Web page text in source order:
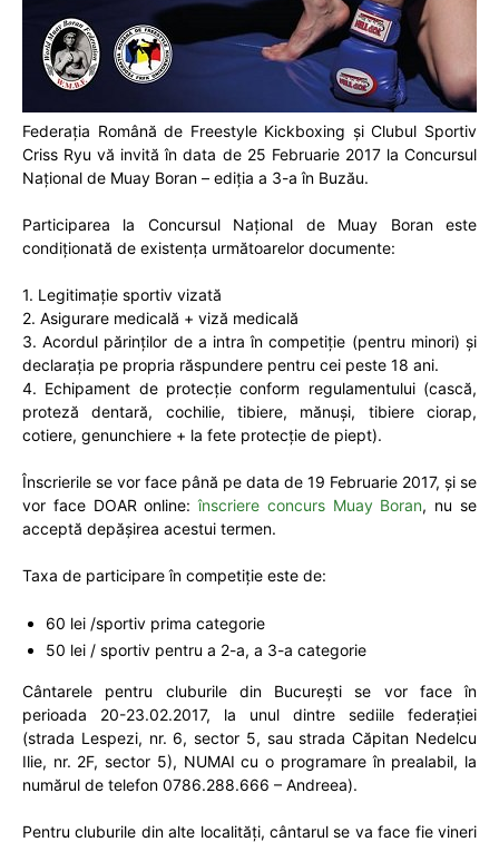
Federația Română de Freestyle Kickboxing și Clubul Sportiv
Criss Ryu vă invită în data de 25 Februarie 2017 la Concursul
Național de Muay Boran – ediția a 3-a în Buzău.
Participarea la Concursul Național de Muay Boran este
condiționată de existența următoarelor documente:
1. Legitimație sportiv vizată
2. Asigurare medicală + viză medicală
3. Acordul părinților de a intra în competiție (pentru minori) și
declarația pe propria răspundere pentru cei peste 18 ani.
4. Echipament de protecție conform regulamentului (cască,
proteză dentară, cochilie, tibiere, mănuși, tibiere ciorap,
cotiere, genunchiere + la fete protecție de piept).
Înscrierile se vor face până pe data de 19 Februarie 2017, și se
vor face DOAR online:înscriere concurs Muay Boran, nu se
acceptă depășirea acestui termen.
Taxa de participare în competiție este de:
60 lei /sportiv prima categorie
50 lei / sportiv pentru a 2-a, a 3-a categorie
Cântarele pentru cluburile din București se vor face în
perioada 20-23.02.2017, la unul dintre sediile federației
(strada Lespezi, nr. 6, sector 5, sau strada Căpitan Nedelcu
Ilie, nr. 2F, sector 5), NUMAI cu o programare în prealabil, la
numărul de telefon 0786.288.666 – Andreea).
Pentru cluburile din alte localități, cântarul se va face fie vineri